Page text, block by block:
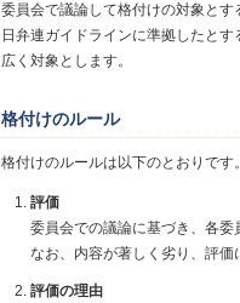
委員会で議論して格付けの対象とす
日弁連ガイドラインに準拠したと
広く対象とします。
格付けのルール
格付けのルールは以下のとおりです。
評価
委員会での議論に基づき、各委
なお、内容が著しく劣り、評価
評価の理由